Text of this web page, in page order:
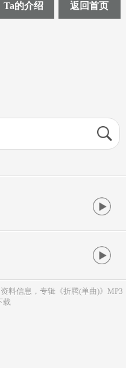
Ta的介绍 返回首页
料信息，专辑《折腾(单曲)》MP3
载